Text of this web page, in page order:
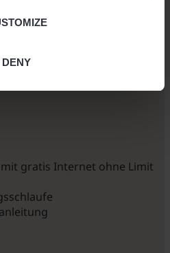
DENY
gratis Internet ohne Limit